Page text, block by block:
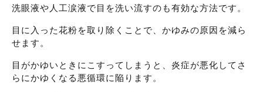
洗眼液や人工涙液で目を洗い流すのも有効な方法です。
目に入った花粉を取り除くことで、かゆみの原因を減ら
せます。
目がかゆいときにこすってしまうと、炎症が悪化してさ
らにかゆくなる悪循環に陥ります。